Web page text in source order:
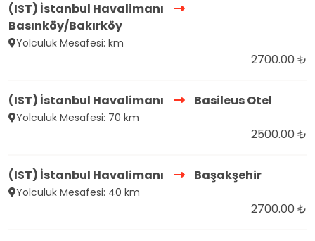
(IST) İstanbul Havalimanı
Basınköy/Bakırköy
Yolculuk Mesafesi: km
2700.00 ₺
(IST) İstanbul Havalimanı Basileus Otel
Yolculuk Mesafesi: 70 km
2500.00 ₺
(IST) İstanbul Havalimanı Başakşehir
Yolculuk Mesafesi: 40 km
2700.00 ₺